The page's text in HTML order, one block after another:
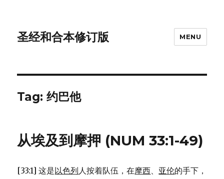
圣经和合本修订版 MENU
Tag: 约巴他
从埃及到摩押 (NUM 33:1-49)
[33:1] 这是以色列人按着队伍，在摩西、 亚伦的手下，